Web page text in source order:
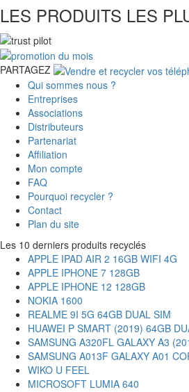
LES PRODUITS LES
PARTAGEZ
Qui sommes nous ?
Entreprises
Associations
Distributeurs
Partenariat
Affiliation
Mon compte
FAQ
Pourquoi recycler ?
Contact
Plan du site
Les 10 derniers produits recyclés
APPLE IPAD AIR 2 16GB WIFI 4G
APPLE IPHONE 7 128GB
APPLE IPHONE 12 128GB
NOKIA 1600
REALME 9I 5G 64GB DUAL SIM
HUAWEI P SMART (2019) 64GB
SAMSUNG A320FL GALAXY A3
SAMSUNG A013F GALAXY A01
WIKO U FEEL
MICROSOFT LUMIA 640